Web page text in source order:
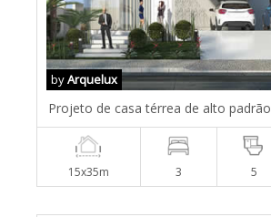
byArquelux
Projeto de casa térrea de alto padrão
15x35m 3 5